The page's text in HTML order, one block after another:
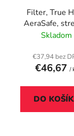
Filter, True
AeraSafe,
(DX55),Skladom
€37,94 bez
€46,67 /
DO